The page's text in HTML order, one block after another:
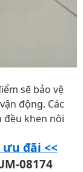
sẽ bảo vệ
động. Các
đều khen nôi
đãi <<
08174